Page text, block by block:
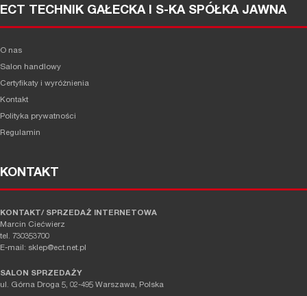
ECT TECHNIK GAŁECKA I S-KA SPÓŁKA JAWNA
O nas
Salon handlowy
Certyfikaty i wyróżnienia
Kontakt
Polityka prywatności
Regulamin
KONTAKT
KONTAKT/ SPRZEDAŻ INTERNETOWA
Marcin Ciećwierz
tel. 730353700
E-mail: sklep@ect.net.pl
SALON SPRZEDAŻY
ul. Górna Droga 5, 02-495 Warszawa, Polska